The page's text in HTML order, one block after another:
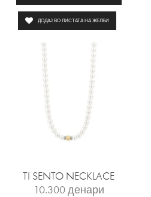
ДОДАЈ ВО ЛИСТАТА НА ЖЕЛБИ
TI SENTO NECKLACE
10.300денари